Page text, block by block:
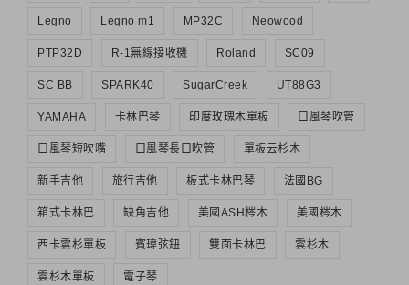
Legno Legno m1 MP32C Neowood
PTP32D R-1無線接收機 Roland SC09
SC BB SPARK40 SugarCreek UT88G3
YAMAHA 卡林巴琴 印度玫瑰木單板 口風琴吹管
口風琴短吹嘴 口風琴長口吹管 單板云杉木
新手吉他 旅行吉他 板式卡林巴琴 法國BG
箱式卡林巴 缺角吉他 美國ASH梣木 美國梣木
西卡雲杉單板 賓瑋弦鈕 雙面卡林巴 雲杉木
雲杉木單板 電子琴